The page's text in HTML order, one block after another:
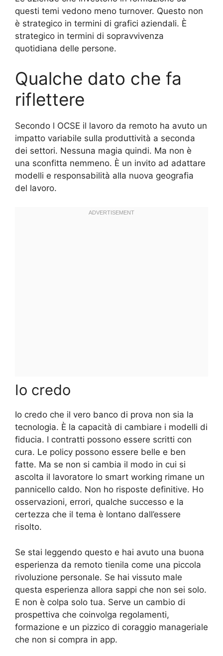
questi temi vedono meno turnover. Questo non
è strategico in termini di grafici aziendali. È
strategico in termini di sopravvivenza
quotidiana delle persone.
Qualche dato che fa
riflettere
Secondo l OCSE il lavoro da remoto ha avuto un
impatto variabile sulla produttività a seconda
dei settori. Nessuna magia quindi. Ma non è
una sconfitta nemmeno. È un invito ad adattare
modelli e responsabilità alla nuova geografia
del lavoro.
Io credo
Io credo che il vero banco di prova non sia la
tecnologia. È la capacità di cambiare i modelli di
fiducia. I contratti possono essere scritti con
cura. Le policy possono essere belle e ben
fatte. Ma se non si cambia il modo in cui si
ascolta il lavoratore lo smart working rimane un
pannicello caldo. Non ho risposte definitive. Ho
osservazioni, errori, qualche successo e la
certezza che il tema è lontano dall’essere
risolto.
Se stai leggendo questo e hai avuto una buona
esperienza da remoto tienila come una piccola
rivoluzione personale. Se hai vissuto male
questa esperienza allora sappi che non sei solo.
E non è colpa solo tua. Serve un cambio di
prospettiva che coinvolga regolamenti,
formazione e un pizzico di coraggio manageriale
che non si compra in app.